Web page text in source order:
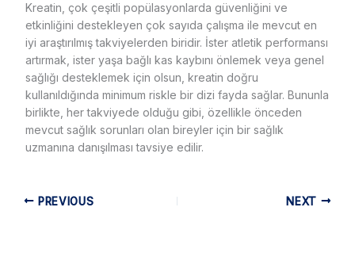
Kreatin, çok çeşitli popülasyonlarda güvenliğini ve
etkinliğini destekleyen çok sayıda çalışma ile mevcut en
iyi araştırılmış takviyelerden biridir. İster atletik performansı
artırmak, ister yaşa bağlı kas kaybını önlemek veya genel
sağlığı desteklemek için olsun, kreatin doğru
kullanıldığında minimum riskle bir dizi fayda sağlar. Bununla
birlikte, her takviyede olduğu gibi, özellikle önceden
mevcut sağlık sorunları olan bireyler için bir sağlık
uzmanına danışılması tavsiye edilir.
PREVIOUS NEXT